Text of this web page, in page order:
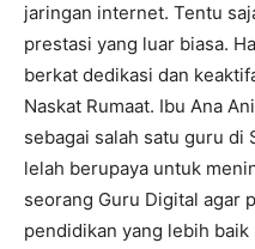
jaringan internet. Tentu
prestasi yang luar biasa.
berkat dedikasi dan
Naskat Rumaat. Ibu Ana
sebagai salah satu guru di
lelah berupaya untuk
seorang Guru Digital agar
pendidikan yang lebih